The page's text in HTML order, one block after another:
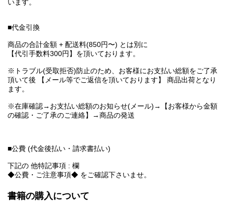
います。
■代金引換
商品の合計金額 + 配送料(850円〜) とは別に
【代引手数料300円】を頂いております。
※トラブル(受取拒否)防止のため、お客様にお支払い総額をご了承
頂いて後 【メール等でご返信を頂いております】 商品出荷となり
ます。
※在庫確認→お支払い総額のお知らせ(メール)→【お客様から金額
の確認・ご了承のご連絡】→商品の発送
■公費 (代金後払い・請求書払い)
下記の 他特記事項 : 欄
◆公費・ご注意事項◆ をご確認下さいませ。
書籍の購入について